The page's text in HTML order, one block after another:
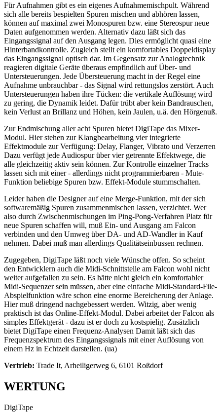
Für Aufnahmen gibt es ein eigenes Aufnahmemischpult. Während
sich alle bereits bespielten Spuren mischen und abhören lassen,
können auf maximal zwei Monospuren bzw. eine Stereospur neue
Daten aufgenommen werden. Alternativ dazu läßt sich das
Eingangssignal auf den Ausgang legen. Dies ermöglicht quasi eine
Hinterbandkontrolle. Zugleich stellt ein komfortables Doppeldisplay
das Eingangssignal optisch dar. Im Gegensatz zur Analogtechnik
reagieren digitale Geräte überaus empfindlich auf Über- und
Untersteuerungen. Jede Übersteuerung macht in der Regel eine
Aufnahme unbrauchbar - das Signal wird rettungslos zerstört. Auch
Untersteuerungen haben ihre Tücken: die vertikale Auflösung wird
zu gering, die Dynamik leidet. Dafür trübt aber kein Bandrauschen,
kein Verlust an Brillanz und Höhen, kein Jaulen, u.ä. den Hörgenuß.
Zur Endmischung aller acht Spuren bietet DigiTape das Mixer-
Modul. Hier stehen zur Klangbearbeitung vier integrierte
Effektmodule zur Verfügung: Delay, Flanger, Vibrato und Verzerren
Dazu verfügt jede Audiospur über vier getrennte Effektwege, die
alle gleichzeitig aktiv sein können. Zur Kontrolle einzelner Tracks
lassen sich mit einer - allerdings nicht programmierbaren - Mute-
Funktion beliebige Spuren bzw. Effekt-Module stummschalten.
Leider haben die Designer auf eine Merge-Funktion, mit der sich
softwaremäßig Spuren zusammenmischen lassen, verzichtet. Wer
also durch Zwischenmischungen im Ping-Pong-Verfahren Platz für
neue Spuren schaffen will, muß Ein- und Ausgang am Falcon
verbinden und den Umweg über DA- und AD-Wandler in Kauf
nehmen. Dabei muß man allerdings Qualitätseinbussen rechnen.
Zugegeben, DigiTape läßt noch viele Wünsche offen. So scheint
den Entwicklern auch die Midi-Schnittstelle am Falcon wohl nicht
weiter aufgefallen zu sein. Es hätte nicht gleich ein komfortabler
Midi-Sequenzer sein müssen, aber eine einfache Midi-Standard-File-
Abspielfunktion wäre schon eine enorme Bereicherung der Anlage.
Hier muß dringend nachgebessert werden. Witzig, aber wenig
praktisch ist das Online-Effekt-Modul. Dabei arbeitet der Falcon als
simples Effektgerät - dazu ist er doch zu kostspielig. Zusätzlich
bietet DigiTape einen Frequenz-Analysen Damit läßt sich das
Frequenzspektrum des Eingangssignals mit einer Auflösung von
einem Hz in Echtzeit darstellen. (ua)
Vertrieb: Trade It, Arheiligerweg 6, 6101 Roßdorf
WERTUNG
DigiTape